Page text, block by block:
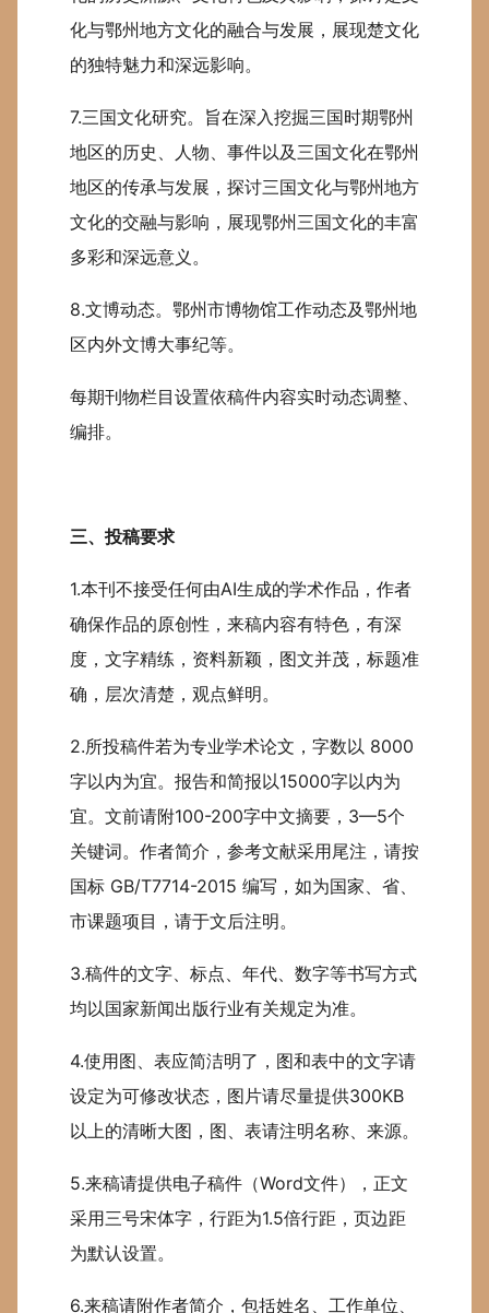
化与鄂州地方文化的融合与发展，展现楚文化
的独特魅力和深远影响。
7.三国文化研究。旨在深入挖掘三国时期鄂州
地区的历史、人物、事件以及三国文化在鄂州
地区的传承与发展，探讨三国文化与鄂州地方
文化的交融与影响，展现鄂州三国文化的丰富
多彩和深远意义。
8.文博动态。鄂州市博物馆工作动态及鄂州地
区内外文博大事纪等。
每期刊物栏目设置依稿件内容实时动态调整、
编排。
三、投稿要求
1.本刊不接受任何由AI生成的学术作品，作者
确保作品的原创性，来稿内容有特色，有深
度，文字精练，资料新颖，图文并茂，标题准
确，层次清楚，观点鲜明。
2.所投稿件若为专业学术论文，字数以 8000
字以内为宜。报告和简报以15000字以内为
宜。文前请附100-200字中文摘要，3—5个
关键词。作者简介，参考文献采用尾注，请按
国标 GB/T7714-2015 编写，如为国家、省、
市课题项目，请于文后注明。
3.稿件的文字、标点、年代、数字等书写方式
均以国家新闻出版行业有关规定为准。
4.使用图、表应简洁明了，图和表中的文字请
设定为可修改状态，图片请尽量提供300KB
以上的清晰大图，图、表请注明名称、来源。
5.来稿请提供电子稿件（Word文件），正文
采用三号宋体字，行距为1.5倍行距，页边距
为默认设置。
6.来稿请附作者简介，包括姓名、工作单位、